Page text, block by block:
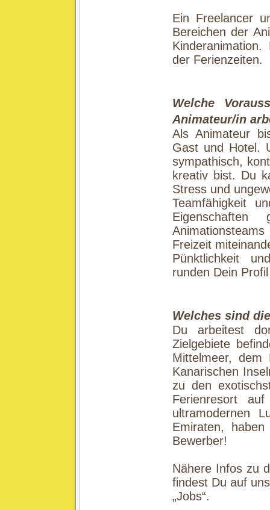
Ein Freelancer
Bereichen der
der Ferienzeiten.
Welche
Animateur/in
Als Animateur
Gast und Hotel.
sympathisch,
kreativ bist. Du
Stress und
Teamfähigkeit
Freizeit
Pünktlichkeit
runden Dein
Welches sind
Du arbeitest
Zielgebiete
Mittelmeer,
Kanarischen
zu den
Ferienresort
ultramodernen
Emiraten,
Bewerber!
Nähere Infos zu
findest Du auf
„Jobs“.